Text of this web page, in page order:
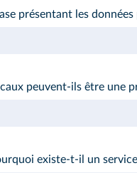
présentant les
peuvent-ils être une
existe-t-il un